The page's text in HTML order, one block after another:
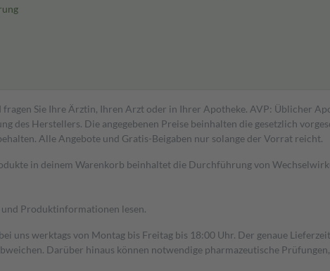
fragen Sie Ihre Ärztin, Ihren Arzt oder in Ihrer Apotheke. AVP: Üblicher
Herstellers. Die angegebenen Preise beinhalten die gesetzlich
Alle Angebote und Gratis-Beigaben nur solange der Vorrat reicht.
in deinem Warenkorb beinhaltet die Durchführung von
Produktinformationen lesen.
uns werktags von Montag bis Freitag bis 18:00 Uhr. Der genaue
Darüber hinaus können notwendige pharmazeutische